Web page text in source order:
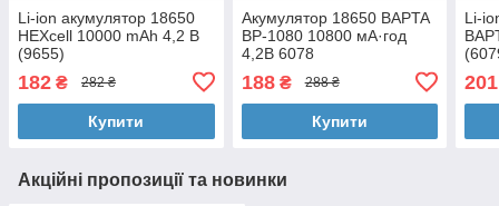
Li-ion акумулятор 18650
HEXcell 10000 mAh 4,2 В
(9655)
182 ₴ 282 ₴
Купити
Акумулятор 18650 BAPTA
BP-1080 10800 мА·год
4,2В 6078
188₴ 288 ₴
Купити
Li-
201
Акційні пропозиції та новинки